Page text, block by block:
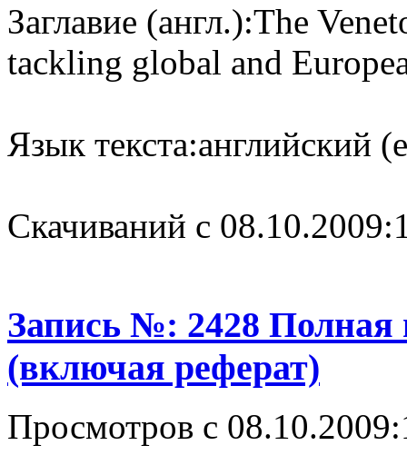
Заглавие (англ.):The
tackling global and
Язык текста:английский
Cкачиваний с 08.10.2009:
Запись №: 2428 Полная
(включая реферат)
Просмотров с 08.10.2009: